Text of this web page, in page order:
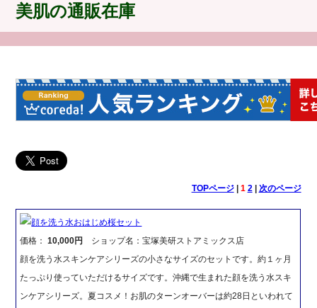
美肌の通販在庫
TOPページ| 1 2| 次のページ
顔を洗う水おはじめ桜セット
価格：10,000円
ショップ名：宝塚美研ストアミックス店
顔を洗う水スキンケアシリーズの小さなサイズのセットです。約１ヶ月
たっぷり使っていただけるサイズです。沖縄で生まれた顔を洗う水スキ
ンケアシリーズ。夏コスメ！お肌のターンオーバーは約28日といわれて